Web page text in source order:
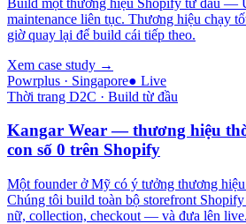
maintenance liên tục. Thương hiệu chạy
giờ quay lại để build cái tiếp theo.
Xem case study →
Powrplus · Singapore● Live
Thời trang D2C · Build từ đầu
Kangar Wear — thương hiệu
con số 0 trên Shopify
Một founder ở Mỹ có ý tưởng thương
Chúng tôi build toàn bộ storefront
nữ, collection, checkout — và đưa lên live.